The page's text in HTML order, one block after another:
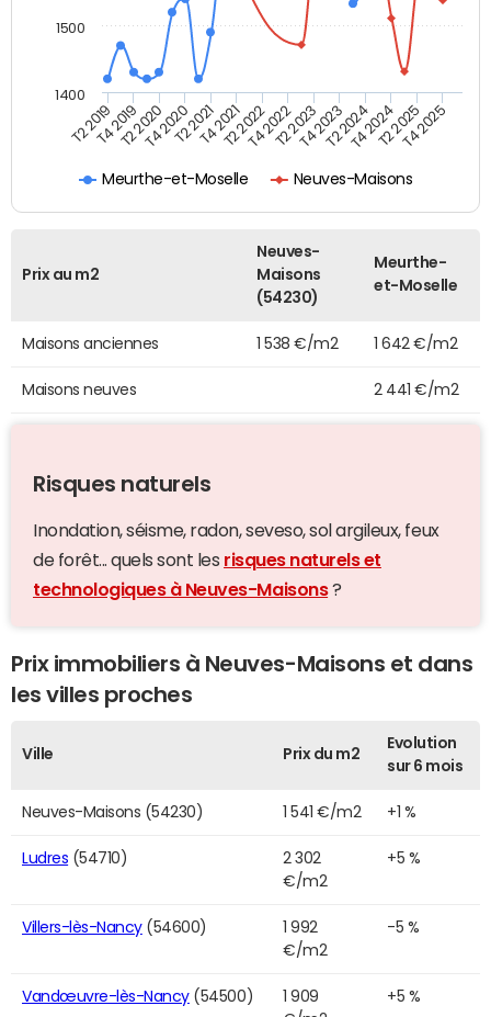
Meurthe-et-Moselle Neuves-Maisons
T2 2019T4 2019T2 2020T4 2020T2 2021T4 2021T2 2022T4 2022T2 2023T4 2023T2 2024T4 2024T2 2025T4 2025
1400
1500
Prix au m2
Neuves-
Maisons
(54230)
Meurthe-
et-Moselle
Maisons anciennes 1 538 €/m2 1 642 €/m2
Maisons neuves 2 441 €/m2
Risques naturels
Inondation, séisme, radon, seveso, sol argileux, feux
de forêt... quels sont les risques naturels et
technologiques à Neuves-Maisons?
Prix immobiliers à Neuves-Maisons et dans
les villes proches
Ville Prix du m2
Evolution
sur 6 mois
Neuves-Maisons (54230) 1 541 €/m2 +1 %
Ludres (54710)
2 302
€/m2
+5 %
Villers-lès-Nancy(54600)
1 992
€/m2
-5 %
Vandœuvre-lès-Nancy(54500)
1 909
+5 %